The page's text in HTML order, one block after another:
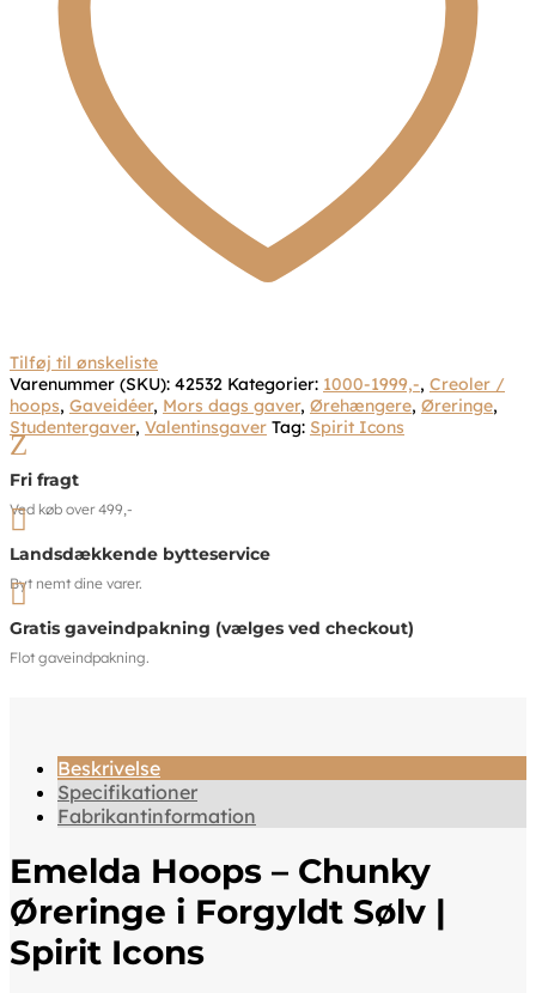
Tilføj til ønskeliste
Varenummer (SKU): 42532 Kategorier: 1000-1999,-, Creoler /
hoops, Gaveidéer, Mors dags gaver, Ørehængere, Øreringe,
Studentergaver, Valentinsgaver Tag: Spirit Icons
Z
Fri fragt
Ved køb over 499,-

Landsdækkende bytteservice
Byt nemt dine varer.

Gratis gaveindpakning (vælges ved checkout)
Flot gaveindpakning.
Beskrivelse
Specifikationer
Fabrikantinformation
Emelda Hoops – Chunky
Øreringe i Forgyldt Sølv |
Spirit Icons